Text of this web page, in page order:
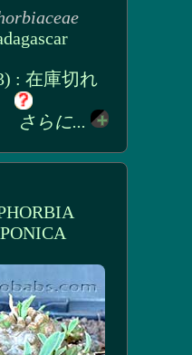
: 在庫切れ
さらに...